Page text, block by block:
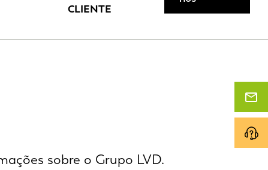
CLIENTE
sobre o Grupo LVD.